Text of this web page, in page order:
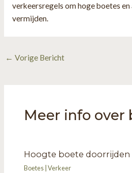
verkeersregels om hoge boetes
vermijden.
Bericht
← Vorige Bericht
Meer info over
Hoogte boete
Boetes |Verkeer